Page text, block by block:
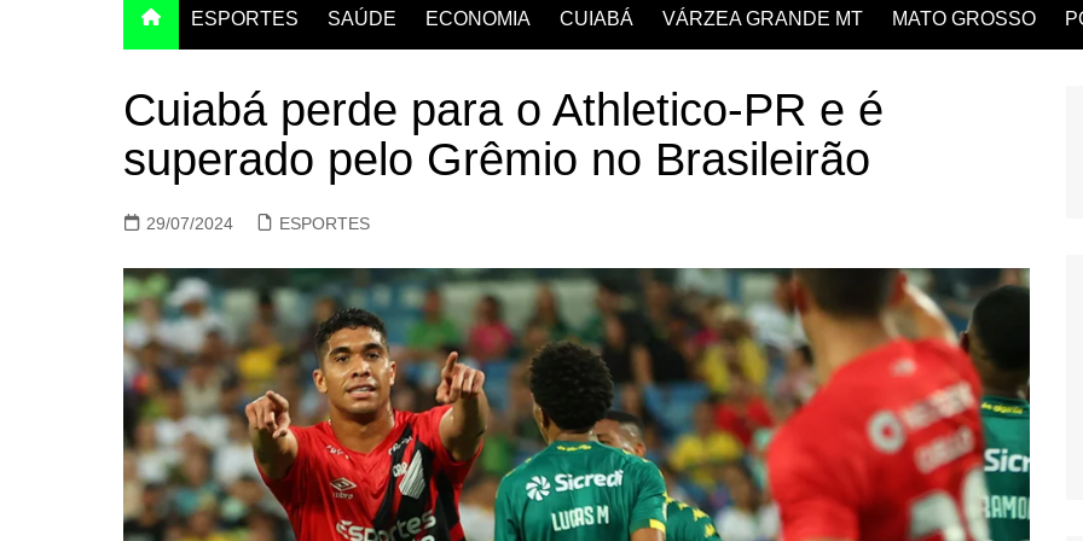
ESPORTES SAÚDE ECONOMIA CUIABÁ VÁRZEA GRANDE MT MATO GROSSO
Cuiabá perde para o Athletico-PR e é
superado pelo Grêmio no Brasileirão
29/07/2024 ESPORTES